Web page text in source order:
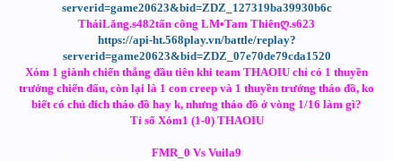
serverid=game20623&bid=ZDZ_127319ba39930b6c
TháiLăng.s482tấn công LM•Tam Thiênღ.s623
https://api-ht.568play.vn/battle/replay?
serverid=game20623&bid=ZDZ_07e70de79cda1520
Xóm 1 giành chiến thắng đầu tiên khi team THAOIU chỉ có 1 thuyền
trưởng chiến đấu, còn lại là 1 con creep và 1 thuyền trưởng tháo đồ, ko
biết có chủ đích tháo đồ hay k, nhưng tháo đồ ở vòng 1/16 làm gì?
Tỉ số Xóm1 (1-0) THAOIU
FMR_0 Vs Vuila9